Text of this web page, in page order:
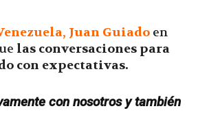
Ultima
Juan Guiado en
las conversaciones para
con expectativas.
con nosotros y también